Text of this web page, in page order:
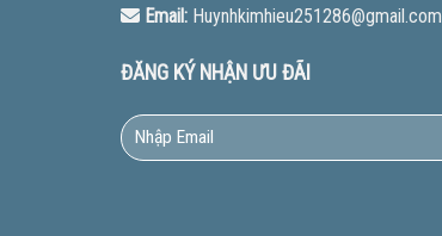
Email:Huynhkimhieu251286@gmail.com
ĐĂNG KÝ NHẬN ƯU ĐÃI